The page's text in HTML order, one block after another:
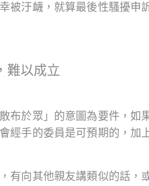
被汙衊，就算最後性騷擾
難以成立
布於眾」的意圖為要件，
經手的委員是可預期的，
有向其他親友講類似的話